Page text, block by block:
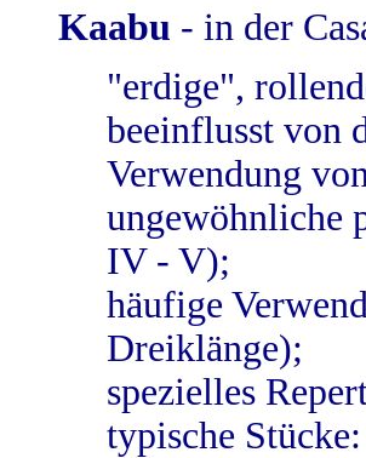
Kaabu - in der
"erdige",
beeinflusst von
Verwendung
ungewöhnliche
IV - V);
häufige
Dreiklänge);
spezielles
typische Stücke: